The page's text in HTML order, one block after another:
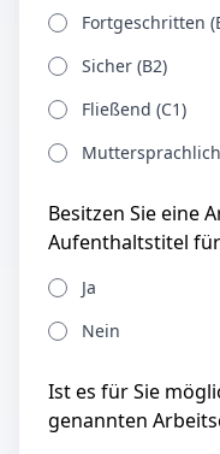
Fortgeschritten
Sicher (B2)
Fließend (C1)
Besitzen Sie eine
Aufenthaltstitel
Ja
Nein
Ist es für Sie
genannten